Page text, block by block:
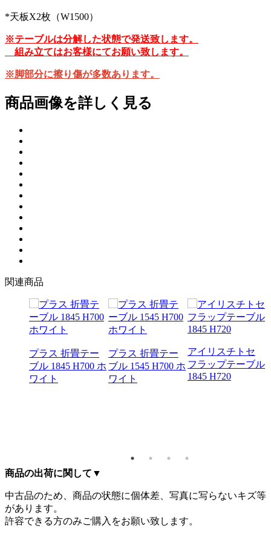
*天板X2枚（W1500）
※テーブルは分解した状態で発送致します。
組み立てはお客様にてお願い致します。
※脚部分に擦り傷が多数あります。
商品画像を詳しく見る
関連商品
プラス 折畳テー
ブル 1845 H700 ホ
ワイト
プラス 折畳テー
ブル 1545 H700 ホ
ワイト
アイリスチトセ
フラップテーブル
1845 H720
商品の出荷に関して ▼
中古品のため、商品の状態に個体差、写真に写らないキズ等
があります。
許容できる方のみご購入をお願い致します。